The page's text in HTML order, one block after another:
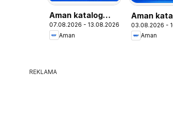
Aman katalog
Dobar komšija
07.08.2026 - 13.08.2026
Aman
Aman
03.08.2026 -
Aman
REKLAMA